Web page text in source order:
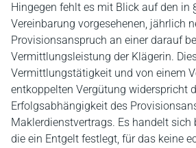
Hingegen fehlt es mit Blick auf den in
Vereinbarung vorgesehenen, jährlich
Provisionsanspruch an einer darauf
Vermittlungsleistung der Klägerin.
Vermittlungstätigkeit und von einem
entkoppelten Vergütung widerspricht
Erfolgsabhängigkeit des
Maklerdienstvertrags. Es handelt sich
die ein Entgelt festlegt, für das keine